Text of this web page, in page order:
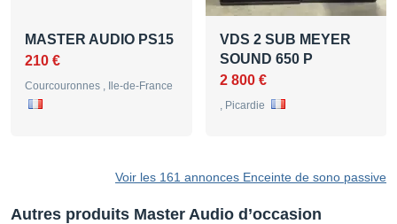
MASTER AUDIO PS15
210 €
Courcouronnes , Ile-de-France
VDS 2 SUB MEYER
SOUND 650 P
2 800 €
, Picardie
Voir les 161 annonces Enceinte de sono passive
Autres produits Master Audio d’occasion